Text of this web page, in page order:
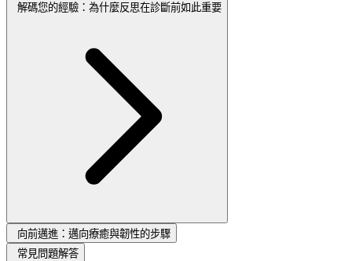
解碼您的經驗：為什麼反思在診斷前如此重要
向前邁進：邁向療癒與韌性的步驟
常見問題解答